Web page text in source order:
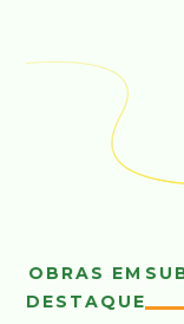
OBRAS EM
DESTAQUE